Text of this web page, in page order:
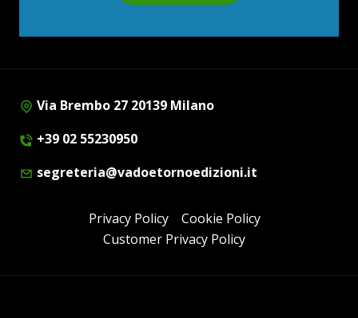
Via Brembo 27 20139 Milano
+39 02 55230950
segreteria@vadoetornoedizioni.it
Privacy Policy
Cookie Policy
Customer Privacy Policy